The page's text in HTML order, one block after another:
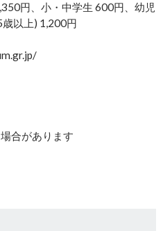
円、小・中学生 600円、幼児
以上) 1,200円
合があります